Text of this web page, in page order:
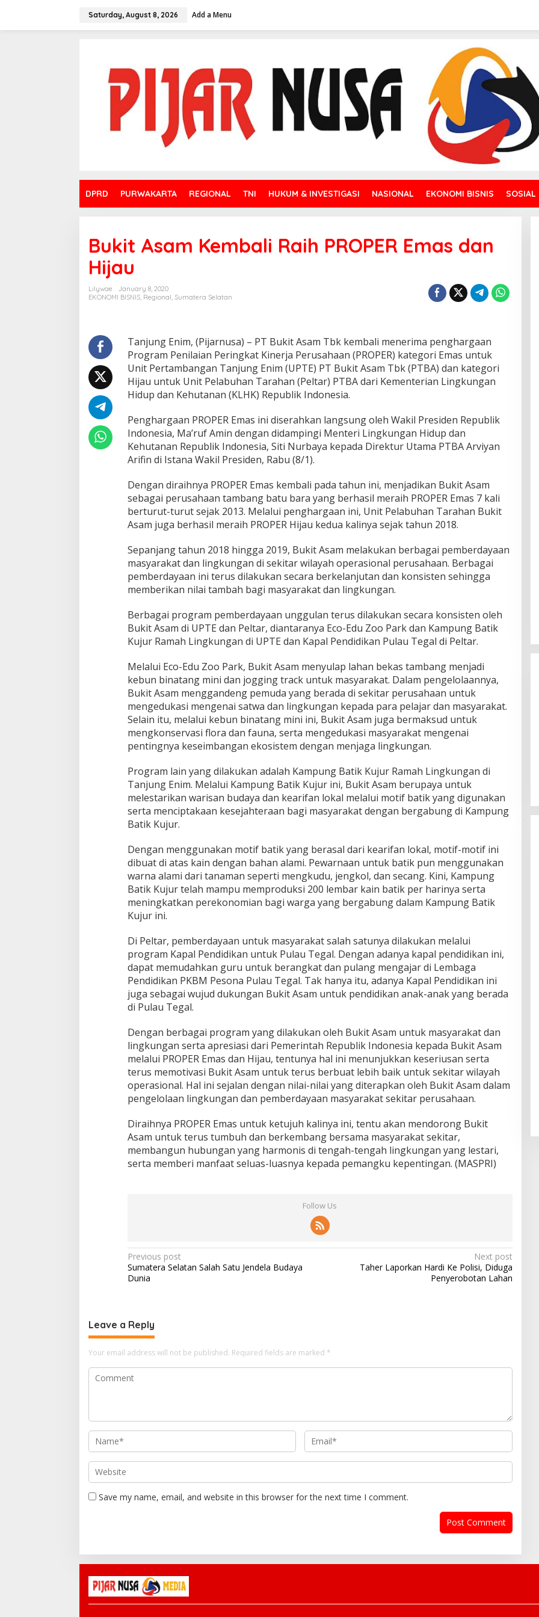
Saturday, August 8, 2026 Add a Menu
DPRD PURWAKARTA REGIONAL TNI HUKUM & INVESTIGASI NASIONAL EKONOMI BISNIS SOSIAL
Bukit Asam Kembali Raih PROPER Emas dan
Hijau
Lilywae
January 8, 2020
EKONOMI BISNIS, Regional, Sumatera Selatan
Tanjung Enim, (Pijarnusa) – PT Bukit Asam Tbk kembali menerima penghargaan
Program Penilaian Peringkat Kinerja Perusahaan (PROPER) kategori Emas untuk
Unit Pertambangan Tanjung Enim (UPTE) PT Bukit Asam Tbk (PTBA) dan kategori
Hijau untuk Unit Pelabuhan Tarahan (Peltar) PTBA dari Kementerian Lingkungan
Hidup dan Kehutanan (KLHK) Republik Indonesia.
Penghargaan PROPER Emas ini diserahkan langsung oleh Wakil Presiden Republik
Indonesia, Ma’ruf Amin dengan didampingi Menteri Lingkungan Hidup dan
Kehutanan Republik Indonesia, Siti Nurbaya kepada Direktur Utama PTBA Arviyan
Arifin di Istana Wakil Presiden, Rabu (8/1).
Dengan diraihnya PROPER Emas kembali pada tahun ini, menjadikan Bukit Asam
sebagai perusahaan tambang batu bara yang berhasil meraih PROPER Emas 7 kali
berturut-turut sejak 2013. Melalui penghargaan ini, Unit Pelabuhan Tarahan Bukit
Asam juga berhasil meraih PROPER Hijau kedua kalinya sejak tahun 2018.
Sepanjang tahun 2018 hingga 2019, Bukit Asam melakukan berbagai pemberdayaan
masyarakat dan lingkungan di sekitar wilayah operasional perusahaan. Berbagai
pemberdayaan ini terus dilakukan secara berkelanjutan dan konsisten sehingga
memberikan nilai tambah bagi masyarakat dan lingkungan.
Berbagai program pemberdayaan unggulan terus dilakukan secara konsisten oleh
Bukit Asam di UPTE dan Peltar, diantaranya Eco-Edu Zoo Park dan Kampung Batik
Kujur Ramah Lingkungan di UPTE dan Kapal Pendidikan Pulau Tegal di Peltar.
Melalui Eco-Edu Zoo Park, Bukit Asam menyulap lahan bekas tambang menjadi
kebun binatang mini dan jogging track untuk masyarakat. Dalam pengelolaannya,
Bukit Asam menggandeng pemuda yang berada di sekitar perusahaan untuk
mengedukasi mengenai satwa dan lingkungan kepada para pelajar dan masyarakat.
Selain itu, melalui kebun binatang mini ini, Bukit Asam juga bermaksud untuk
mengkonservasi flora dan fauna, serta mengedukasi masyarakat mengenai
pentingnya keseimbangan ekosistem dengan menjaga lingkungan.
Program lain yang dilakukan adalah Kampung Batik Kujur Ramah Lingkungan di
Tanjung Enim. Melalui Kampung Batik Kujur ini, Bukit Asam berupaya untuk
melestarikan warisan budaya dan kearifan lokal melalui motif batik yang digunakan
serta menciptakaan kesejahteraan bagi masyarakat dengan bergabung di Kampung
Batik Kujur.
Dengan menggunakan motif batik yang berasal dari kearifan lokal, motif-motif ini
dibuat di atas kain dengan bahan alami. Pewarnaan untuk batik pun menggunakan
warna alami dari tanaman seperti mengkudu, jengkol, dan secang. Kini, Kampung
Batik Kujur telah mampu memproduksi 200 lembar kain batik per harinya serta
meningkatkan perekonomian bagi warga yang bergabung dalam Kampung Batik
Kujur ini.
Di Peltar, pemberdayaan untuk masyarakat salah satunya dilakukan melalui
program Kapal Pendidikan untuk Pulau Tegal. Dengan adanya kapal pendidikan ini,
dapat memudahkan guru untuk berangkat dan pulang mengajar di Lembaga
Pendidikan PKBM Pesona Pulau Tegal. Tak hanya itu, adanya Kapal Pendidikan ini
juga sebagai wujud dukungan Bukit Asam untuk pendidikan anak-anak yang berada
di Pulau Tegal.
Dengan berbagai program yang dilakukan oleh Bukit Asam untuk masyarakat dan
lingkungan serta apresiasi dari Pemerintah Republik Indonesia kepada Bukit Asam
melalui PROPER Emas dan Hijau, tentunya hal ini menunjukkan keseriusan serta
terus memotivasi Bukit Asam untuk terus berbuat lebih baik untuk sekitar wilayah
operasional. Hal ini sejalan dengan nilai-nilai yang diterapkan oleh Bukit Asam dalam
pengelolaan lingkungan dan pemberdayaan masyarakat sekitar perusahaan.
Diraihnya PROPER Emas untuk ketujuh kalinya ini, tentu akan mendorong Bukit
Asam untuk terus tumbuh dan berkembang bersama masyarakat sekitar,
membangun hubungan yang harmonis di tengah-tengah lingkungan yang lestari,
serta memberi manfaat seluas-luasnya kepada pemangku kepentingan. (MASPRI)
Follow Us
Post
navigation
Previous post
Sumatera Selatan Salah Satu Jendela Budaya
Dunia
Next post
Taher Laporkan Hardi Ke Polisi, Diduga
Penyerobotan Lahan
Leave a Reply
Your email address will not be published. Required fields are marked *
Save my name, email, and website in this browser for the next time I comment.
Wakil Panglima TNI dan Sejumlah
Kehormatan dan Brevet Korps
Marinir
In Nasional | August 5, 2026